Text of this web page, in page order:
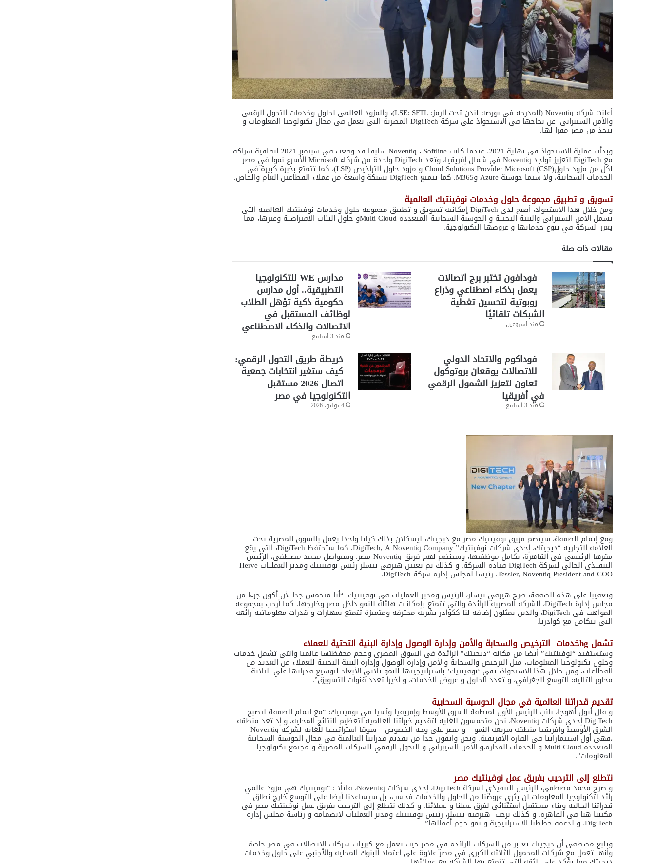
أعلنت شركة Noventiq (المدرجة في بورصة لندن تحت الرمز: LSE: SFTL)، والمزود العالمي لحلول وخدمات التحول الرقمي
والأمن السيبراني، عن نجاحها في الاستحواذ على شركة DigiTech المصرية التي تعمل في مجال تكنولوجيا المعلومات و
تتخذ من مصر مقرا لها.
وبدأت عملية الاستحواذ فى نهاية 2021، عندما كانت Noventiq ، Softline سابقا قد وقعت في سبتمبر 2021 اتفاقية شراكه
مع DigiTech لتعزيز تواجد Noventiq في شمال إفريقيا، وتعد DigiTech واحدة من شركاء Microsoft الأسرع نموا في مصر
لكل من مزود حلولCloud Solutions Provider Microsoft (CSP) و مزود حلول التراخيص (LSP)، كما تتمتع بخبرة كبيرة في
الخدمات السحابية، ولا سيما حوسبة Azure وM365. كما تتمتع DigiTech بشبكة واسعة من عملاء القطاعين العام والخاص.
تسويق و تطبيق مجموعة حلول وخدمات نوفينتيك العالمية
ومن خلال هذا الاستحواذ، أصبح لدى DigiTech إمكانية تسويق و تطبيق مجموعة حلول وخدمات نوفينتيك العالمية التي
تشمل الأمن السيبراني والبنية التحتية و الحوسبة السحابية المتعددة Multi Cloudو حلول البئات الافتراضية وغيرها، مما
يعزز الشركة في تنوع خدماتها و عروضها التكنولوجية.
مقالات ذات صلة
فودافون تختبر برج اتصالات
يعمل بذكاء اصطناعي وذراع
روبوتية لتحسين تغطية
الشبكات تلقائيًا
منذ أسبوعين
مدارس WE للتكنولوجيا
التطبيقية.. أول مدارس
حكومية ذكية تؤهل الطلاب
لوظائف المستقبل في
الاتصالات والذكاء الاصطناعي
منذ 3 أسابيع
فوداكوم والاتحاد الدولي
للاتصالات يوقعان بروتوكول
تعاون لتعزيز الشمول الرقمي
في أفريقيا
منذ 3 أسابيع
خريطة طريق التحول الرقمي:
كيف ستغير انتخابات جمعية
اتصال 2026 مستقبل
التكنولوجيا في مصر
4 يوليو، 2026
ومع إتمام الصفقة، سينضم فريق نوفينتيك مصر مع ديجيتك، ليشكلان بذلك كيانا واحدا يعمل بالسوق المصرية تحت
العلامة التجارية “ديجيتك، إحدى شركات نوفينتيك” DigiTech, A Noventiq Company. كما ستحتفظ DigiTech، التي يقع
مقرها الرئيسي في القاهرة، بكامل موظفيها، وسينضم لهم فريق Noventiq مصر. وسيواصل محمد مصطفى، الرئيس
التنفيذي الحالي لشركة DigiTech قيادة الشركة. و كذلك تم تعيين هيرفي تيسلر رئيس نوفينتيك ومدير العمليات Herve
Tessler, Noventiq President and COO، رئيسا لمجلس إدارة شركة DigiTech.
وتعقيبا على هذه الصفقة، صرح هيرفي تيسلر، الرئيس ومدير العمليات في نوفينتيك: “أنا متحمس جدا لأن أكون جزءا من
مجلس إدارة DigiTech، الشركة المصرية الرائدة والتي تتمتع بإمكانات هائلة للنمو داخل مصر وخارجها. كما أرحب بمجموعة
المواهب في DigiTech، والذين يمثلون إضافة لنا ككوادر بشرية محترفة ومتميزة تتمتع بمهارات و قدرات معلوماتية رائعة
التي تتكامل مع كوادرنا.
تشمل hgخدمات الترخيص والسحابة والأمن وإدارة الوصول وإدارة البنية التحتية للعملاء
وستستفيد “نوفينتيك” أيضا من مكانة “ديجيتك” الرائدة في السوق المصري وحجم محفظتها عالميا والتي تشمل خدمات
وحلول تكنولوجيا المعلومات، مثل الترخيص والسحابة والأمن وإدارة الوصول وإدارة البنية التحتية للعملاء من العديد من
القطاعات. ومن خلال هذا الاستحواذ، تفي ‘نوفينتيك’ باستراتيجيتها للنمو ثلاثي الأبعاد لتوسيع قدراتها علي الثلاثة
محاور التالية: التوسع الجغرافي، و تعدد الحلول و عروض الخدمات، و اخيرا تعدد قنوات التسويق”.
تقديم قدراتنا العالمية في مجال الحوسبة السحابية
و قال أتول أهوجا، نائب الرئيس الأول لمنطقة الشرق الأوسط وإفريقيا وآسيا في نوفينتيك: “مع اتمام الصفقة لتصبح
DigiTech إحدي شركات Noventiq، نحن متحمسون للغاية لتقديم خبراتنا العالمية لتعظيم النتائج المحلية. و إذ تعد منطقة
الشرق الأوسط وأفريقيا منطقة سريعة النمو – و مصر على وجه الخصوص – سوقا استراتيجيا للغاية لشركة Noventiq
،فهي أول استثماراتنا في القارة الأفريقية. ونحن واثقون جدا من تقديم قدراتنا العالمية في مجال الحوسبة السحابية
المتعددة Multi Cloud و الخدمات المدارة،و الأمن السيبراني و التحول الرقمي للشركات المصرية و مجتمع تكنولوجيا
المعلومات”.
نتطلع إلى الترحيب بفريق عمل نوفينتيك مصر
و صرح محمد مصطفى، الرئيس التنفيذي لشركة DigiTech، إحدى شركات Noventiq، قائلًا : “نوفينتيك هي مزود عالمي
رائد لتكنولوجيا المعلومات لن يثري عروضنا من الحلول والخدمات فحسب، بل سيساعدنا أيضا على التوسع خارج نطاق
قدراتنا الحالية وبناء مستقبل استثنائي لفرق عملنا و عملائنا. و كذلك نتطلع إلى الترحيب بفريق عمل نوفينتيك مصر في
مكتبنا هنا في القاهرة. و كذلك نرحب هيرفيه تيسلر، رئيس نوفينتيك ومدير العمليات لانضمامه و رئاسة مجلس إدارة
DigiTech، و لدعمه خططنا الاستراتيجية و نمو حجم أعمالها”.
وتابع مصطفى أن ديجيتك تعتبر من الشركات الرائدة في مصر حيث تعمل مع كبريات شركات الاتصالات في مصر خاصة
وأنها تعمل مع شركات المحمول الثلاثة الكبرى في مصر علاوة على اعتماد البنوك المحلية والأجنبي على حلول وخدمات